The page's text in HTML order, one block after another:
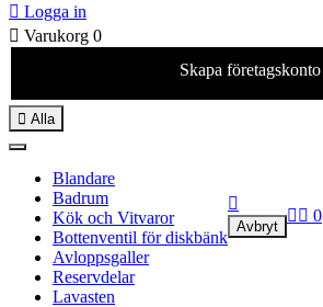
 Logga in
 Varukorg 0
Skapa företagskonto
 Alla
Blandare
Badrum
Kök och Vitvaror
Bottenventil för diskbänk
Avloppsgaller
Reservdelar
Lavasten

Avbryt
  0